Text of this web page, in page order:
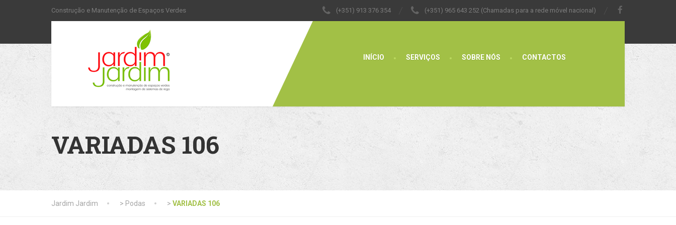
Construção e Manutenção de Espaços Verdes (+351) 913 376 354 (+351) 965 643 252 (Chamadas para a rede móvel nacional)
INÍCIO SERVIÇOS SOBRE NÓS CONTACTOS
VARIADAS 106
Jardim Jardim > Podas > VARIADAS 106